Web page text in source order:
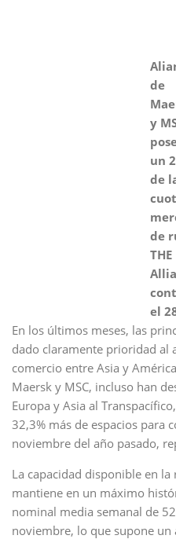
de
y
un
de
de
THE
el
En los últimos meses, las
dado claramente prioridad al
comercio entre Asia y
Maersk y MSC, incluso han
Europa y Asia al
32,3% más de espacios para
noviembre del año pasado,
La capacidad disponible en la
mantiene en un máximo
nominal media semanal de
noviembre, lo que supone un